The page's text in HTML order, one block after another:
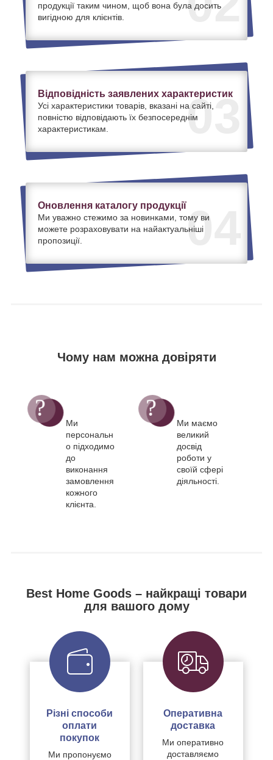
продукції таким чином, щоб вона була досить
вигідною для клієнтів.
03
Відповідність заявлених характеристик
Усі характеристики товарів, вказані на сайті,
повністю відповідають їх безпосереднім
характеристикам.
04
Оновлення каталогу продукції
Ми уважно стежимо за новинками, тому ви
можете розраховувати на найактуальніші
пропозиції.
Чому нам можна довіряти
Ми
персональн
о підходимо
до
виконання
замовлення
кожного
клієнта.
Ми маємо
великий
досвід
роботи у
своїй сфері
діяльності.
Best Home Goods – найкращі товари
для вашого дому
Різні способи
оплати
покупок
Ми пропонуємо
Оперативна
доставка
Ми оперативно
доставляємо